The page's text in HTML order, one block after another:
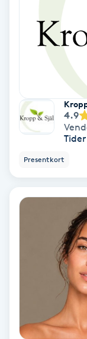
Fotsvamp
Fransar
Fransförlängning
Fransförlängning
Fransförlängning
Fransk manikyr
4.9
Presentkort